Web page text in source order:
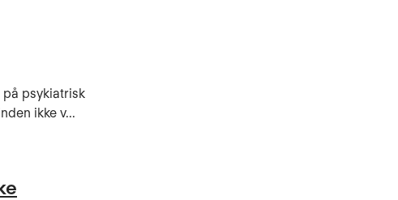
psykiatrisk
ikke v...